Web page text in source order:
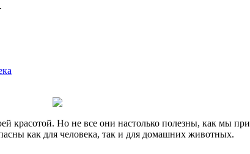
красотой. Но не все они настолько полезны, как мы
как для человека, так и для домашних животных.